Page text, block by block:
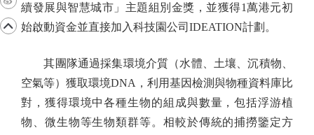
續發展與智慧城市」主題組別金獎，並獲得1萬港元初
始啟動資金並直接加入科技園公司IDEATION計劃。
其團隊通過採集環境介質（水體、土壤、沉積物、
空氣等）獲取環境DNA，利用基因檢測與物種資料庫比
對，獲得環境中各種生物的組成與數量，包括浮游植
物、微生物等生物類群等。相較於傳統的捕撈鑒定方